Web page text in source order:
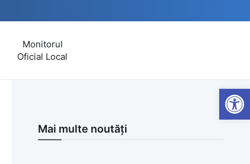
Monitorul
Oficial Local
Mai multe noutăți